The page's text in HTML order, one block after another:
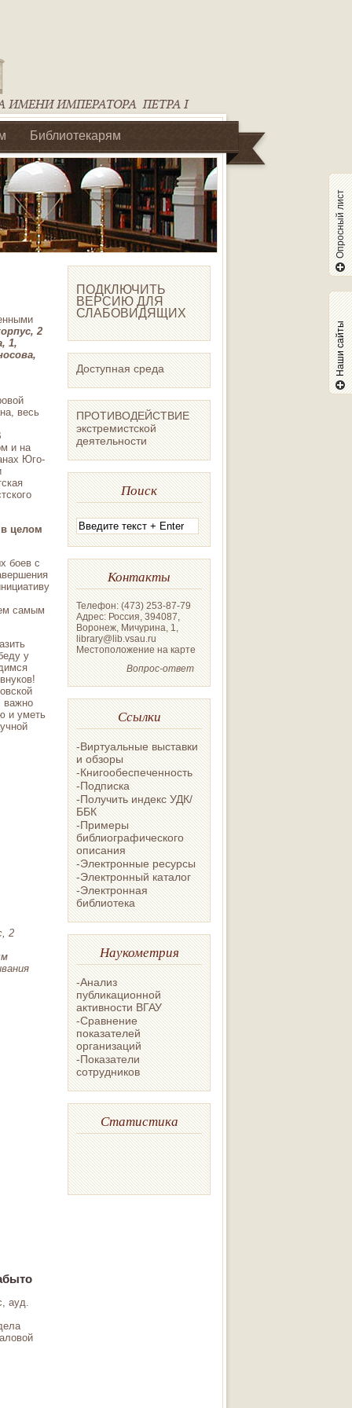
Библиотекарям
2
1,
весь
и на
Юго-
в целом
боев с
самым
у
важно
и уметь
2
ауд.
ПОДКЛЮЧИТЬ
ВЕРСИЮ ДЛЯ
СЛАБОВИДЯЩИХ
Доступная среда
ПРОТИВОДЕЙСТВИЕ
экстремистской
деятельности
Поиск
Контакты
Телефон: (473) 253-87-79
Адрес: Россия, 394087,
Воронеж, Мичурина, 1,
library@lib.vsau.ru
Местоположение на карте
Вопрос-ответ
Ссылки
-Виртуальные выставки
и обзоры
-Книгообеспеченность
-Подписка
-Получить индекс УДК/
ББК
-Примеры
библиографического
описания
-Электронные ресурсы
-Электронный каталог
-Электронная
библиотека
Наукометрия
-Анализ
публикационной
активности ВГАУ
-Сравнение
показателей
организаций
-Показатели
сотрудников
Статистика
Опросный лист
Наши сайты